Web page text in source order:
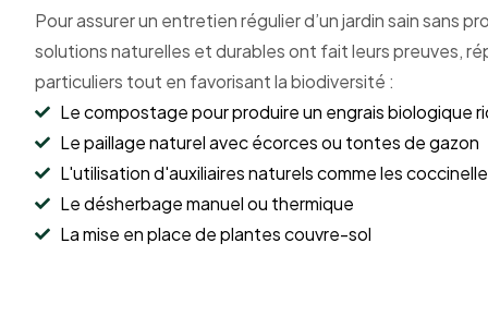
Pour assurer un entretien régulier d’un jardin sain sans
solutions naturelles et durables ont fait leurs preuves,
particuliers tout en favorisant la biodiversité :
Le compostage pour produire un engrais biologique
Le paillage naturel avec écorces ou tontes de gazon
L'utilisation d'auxiliaires naturels comme les
Le désherbage manuel ou thermique
La mise en place de plantes couvre-sol